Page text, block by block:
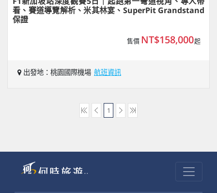
看、賽道導覽解析、米其林宴、SuperPit Grandstand
保證
售價 NT$158,000起
出發地：桃園國際機場 航班資訊
1